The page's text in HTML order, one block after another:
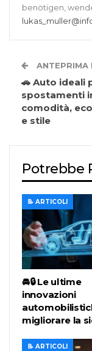
benötigen,
ANTEPRIMA
🚗 Auto ideali
spostamenti
comodità,
e stile
Potrebbe
📝 ARTICOLI
🚘🔒 Le ultime
innovazioni
migliorare la
📝 ARTICOLI